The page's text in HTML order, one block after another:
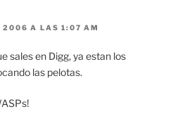
2006 A LAS 1:07 AM
sales en Digg, ya estan los
las pelotas.